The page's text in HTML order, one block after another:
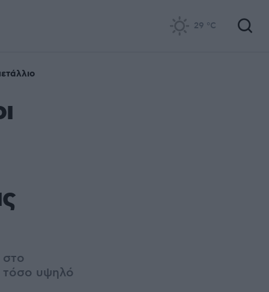
29 °C
στο
τόσο υψηλό